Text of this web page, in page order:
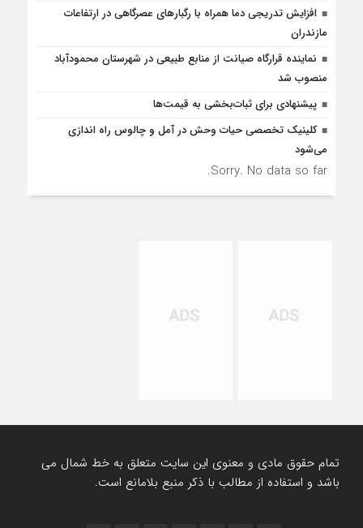
افزایش تدریجی دما همراه با رگبارهای عصرگاهی در ارتفاعات
مازندران
نماینده قرارگاه صیانت از منابع طبیعی در شهرستان محمودآباد
منصوب شد
پیشنهادی برای ثبات‌بخشی به قیمت‌ها
کلینیک تخصصی حیات وحش در آمل و چالوس راه اندازی
می‌شود
Sorry. No data so far.
تمام حقوق مادی و معنوی این سایت متعلق به خط شمال می
باشد و استفاده از مطالب با ذکر منبع بلامانع است.